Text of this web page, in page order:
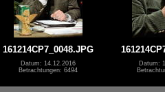
161214CP7_0048.JPG
Datum: 14.12.2016
Betrachtungen: 6494
Datum: